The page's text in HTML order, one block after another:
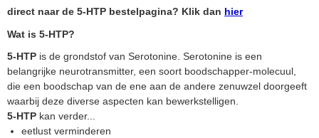
direct naar de 5-HTP bestelpagina? Klik dan hier
Wat is 5-HTP?
5-HTP is de grondstof van Serotonine. Serotonine is een
belangrijke neurotransmitter, een soort boodschapper-molecuul,
die een boodschap van de ene aan de andere zenuwzel doorgeeft
waarbij deze diverse aspecten kan bewerkstelligen.
5-HTP kan verder...
eetlust verminderen